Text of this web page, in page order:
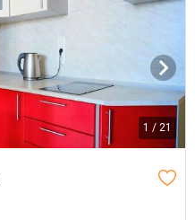
1 / 21